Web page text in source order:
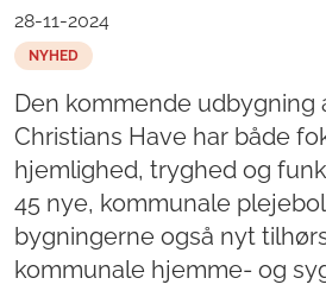
28-11-2024
NYHED
Den kommende udbygning
Christians Have har både
hjemlighed, tryghed og
45 nye, kommunale
bygningerne også nyt
kommunale hjemme- og